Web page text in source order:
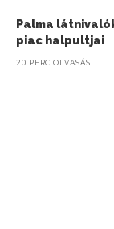
Palma
piac halpultjai
20 PERC OLVASÁS